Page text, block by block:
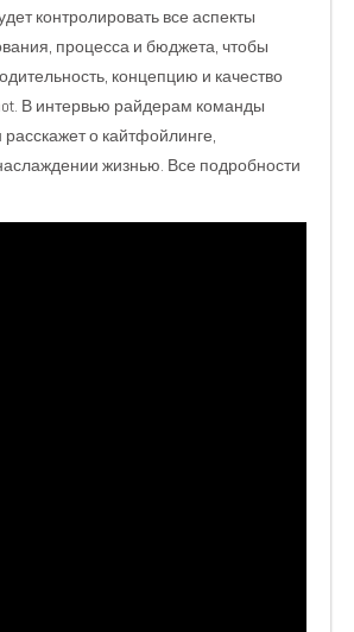
контролировать все аспекты
процесса и бюджета, чтобы
концепцию и качество
В интервью райдерам команды
расскажет о кайтфойлинге,
жизнью. Все подробности